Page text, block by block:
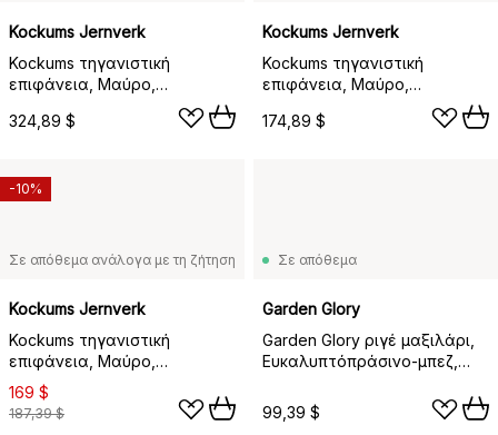
Kockums Jernverk
Kockums τηγανιστική
επιφάνεια, Μαύρο,
324,89 $
Kockums Jernverk
Kockums τηγανιστική
επιφάνεια, Μαύρο,
174,89 $
Σε απόθεμα ανάλογα με τη ζήτηση
Kockums Jernverk
Kockums τηγανιστική
επιφάνεια, Μαύρο,
ημικυκλικό, 55 εκ.
169 $
187,39 $
-10%
Σε απόθεμα
Garden Glory
Garden Glory ριγέ μαξιλάρι,
Ευκαλυπτόπράσινο-μπεζ,
99,39 $